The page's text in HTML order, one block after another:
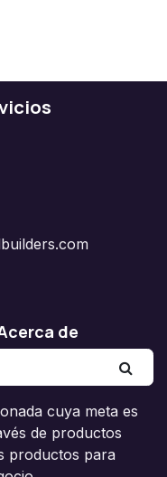
de
cuya meta es
de productos
productos para